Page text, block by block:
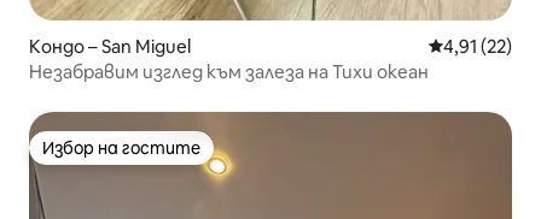
Кондо – San Miguel Средна
4,91 (22)
Незабравим изглед към залеза на Тихи океан
Избор на гостите
Избор на гостите